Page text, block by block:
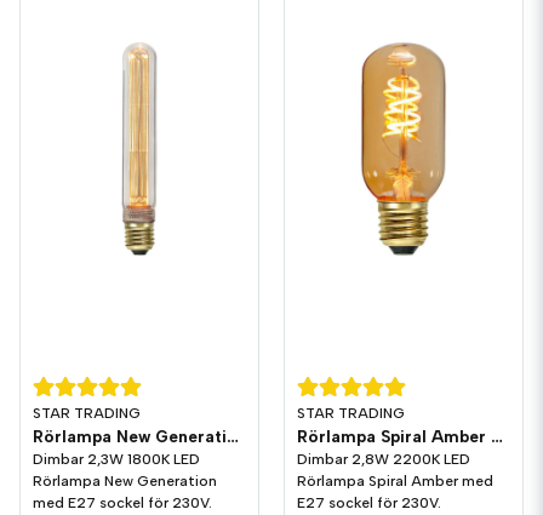
STAR TRADING
Rörlampa New Generation LED 70lm E27 1800K Dim
Dimbar 2,3W 1800K LED
Rörlampa New Generation
med E27 sockel för 230V.
STAR TRADING
Rörlampa Spiral Amber LED 130lm E27 2200K Dim
Dimbar 2,8W 2200K LED
Rörlampa Spiral Amber med
E27 sockel för 230V.